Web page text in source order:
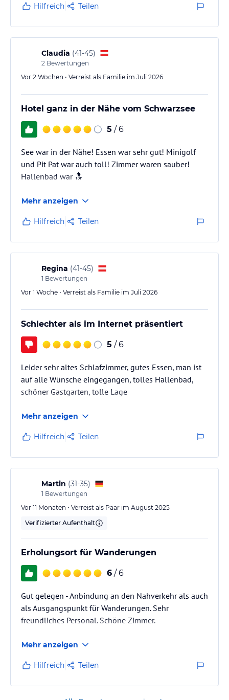
wieder!“
Hilfreich Teilen
Claudia (41-45)
2 Bewertungen
Vor 2 Wochen • Verreist als Familie im Juli 2026
Hotel ganz in der Nähe vom Schwarzsee
5 / 6
See war in der Nähe! Essen war sehr gut! Minigolf
und Pit Pat war auch toll! Zimmer waren sauber!
Hallenbad war 🔝
Mehr anzeigen
Hilfreich Teilen
Regina (41-45)
1 Bewertungen
Vor 1 Woche • Verreist als Familie im Juli 2026
Schlechter als im Internet präsentiert
5 / 6
Leider sehr altes Schlafzimmer, gutes Essen, man ist
auf alle Wünsche eingegangen, tolles Hallenbad,
schöner Gastgarten, tolle Lage
Mehr anzeigen
Hilfreich Teilen
Martin (31-35)
1 Bewertungen
Vor 11 Monaten • Verreist als Paar im August 2025
Verifizierter Aufenthalt
Erholungsort für Wanderungen
6 / 6
Gut gelegen - Anbindung an den Nahverkehr als auch
als Ausgangspunkt für Wanderungen. Sehr
freundliches Personal. Schöne Zimmer.
Mehr anzeigen
Hilfreich Teilen